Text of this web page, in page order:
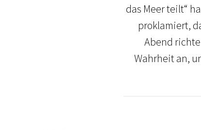
das Meer teilt“
proklamiert,
Abend
Wahrheit an,